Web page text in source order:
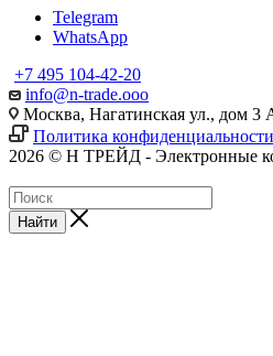
Telegram
WhatsApp
+7 495 104-42-20
info@n-trade.ooo
Москва, Нагатинская ул., дом 3
Политика конфиденциальности
2026 © Н ТРЕЙД - Электронные
Найти